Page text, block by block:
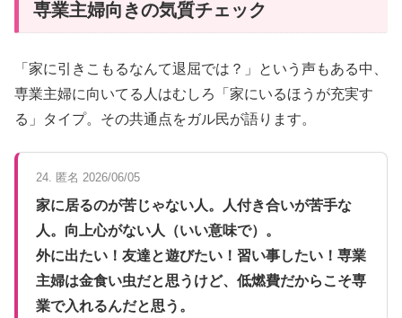
専業主婦向きの気質チェック
「家に引きこもるなんて退屈では？」という声もある中、
専業主婦に向いてる人はむしろ「家にいるほうが充実す
る」タイプ。その共通点をガル民が語ります。
24. 匿名 2026/06/05
家に居るのが苦じゃない人。人付き合いが苦手な
人。向上心がない人（いい意味で）。
外に出たい！友達と遊びたい！習い事したい！専業
主婦は金食い虫だと思うけど、低燃費だからこそ専
業で入れるんだと思う。